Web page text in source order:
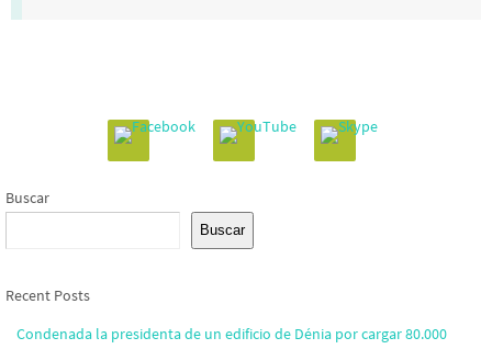
Buscar
Buscar
Recent Posts
Condenada la presidenta de un edificio de Dénia por cargar 80.000